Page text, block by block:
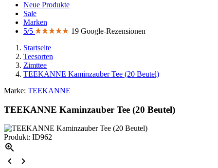
Neue Produkte
Sale
Marken
5/5
19 Google-Rezensionen
Startseite
Teesorten
Zimttee
TEEKANNE Kaminzauber Tee (20 Beutel)
Marke: TEEKANNE
TEEKANNE Kaminzauber Tee (20 Beutel)
Produkt: ID962


